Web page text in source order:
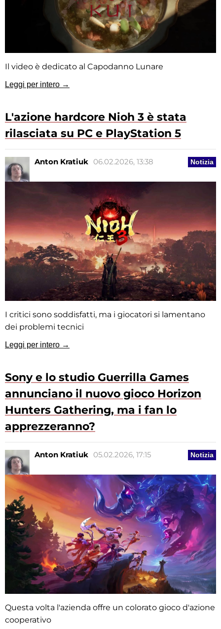
Il video è dedicato al Capodanno Lunare
Leggi per intero →
L'azione hardcore Nioh 3 è stata
rilasciata su PC e PlayStation 5
Notizia
Anton Kratiuk 06.02.2026, 13:38
I critici sono soddisfatti, ma i giocatori si lamentano
dei problemi tecnici
Leggi per intero →
Sony e lo studio Guerrilla Games
annunciano il nuovo gioco Horizon
Hunters Gathering, ma i fan lo
apprezzeranno?
Notizia
Anton Kratiuk 05.02.2026, 17:15
Questa volta l'azienda offre un colorato gioco d'azione
cooperativo